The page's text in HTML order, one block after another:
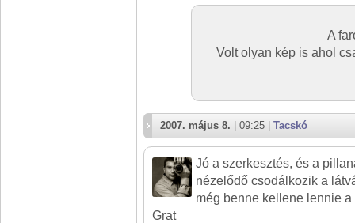
A
Volt olyan kép is ahol
2007. május 8. | 09:25 | Tacskó
Jó a szerkesztés, és a
nézelődő csodálkozik a
még benne kellene lennie a
Grat